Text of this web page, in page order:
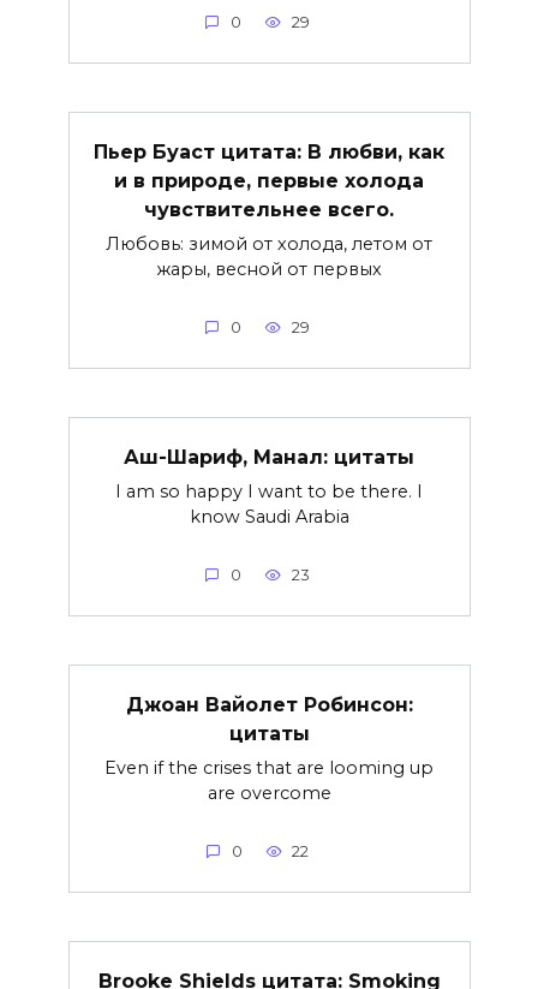
0 29
Пьер Буаст цитата: В любви, как
и в природе, первые холода
чувствительнее всего.
Любовь: зимой от холода, летом от
жары, весной от первых
0 29
Аш-Шариф, Манал: цитаты
I am so happy I want to be there. I
know Saudi Arabia
0 23
Джоан Вайолет Робинсон:
цитаты
Even if the crises that are looming up
are overcome
0 22
Brooke Shields цитата: Smoking